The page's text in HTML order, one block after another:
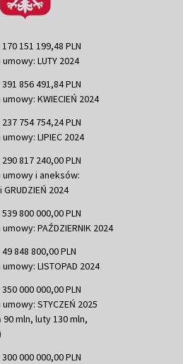
151 199,48 PLN
LUTY 2024
856 491,84 PLN
KWIECIEŃ 2024
754 754,24 PLN
LIPIEC 2024
817 240,00 PLN
i aneksów:
GRUDZIEŃ 2024
800 000,00 PLN
PAŹDZIERNIK 2024
848 800,00 PLN
LISTOPAD 2024
000 000,00 PLN
STYCZEŃ 2025
mln, luty 130 mln,
000 000,00 PLN